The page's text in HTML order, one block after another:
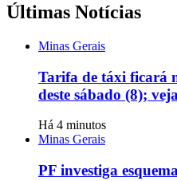
Últimas Notícias
Minas Gerais
Tarifa de táxi ficará
deste sábado (8);
Há 4 minutos
Minas Gerais
PF investiga